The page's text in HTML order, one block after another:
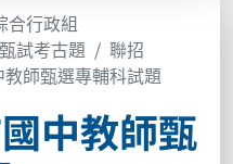
合行政組
試考古題
聯招
師甄選專輔科試題
中教師甄